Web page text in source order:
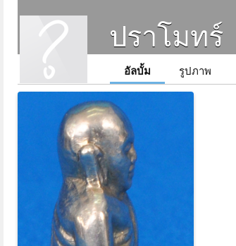
ปราโมทร์
อัลบั้ม รูปภาพ